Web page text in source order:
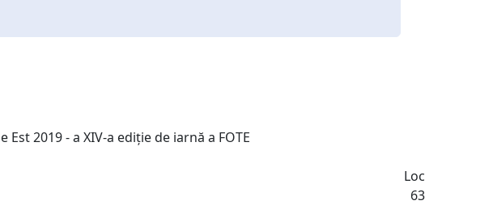
2019 - a XIV-a ediție de iarnă a FOTE
Loc
63